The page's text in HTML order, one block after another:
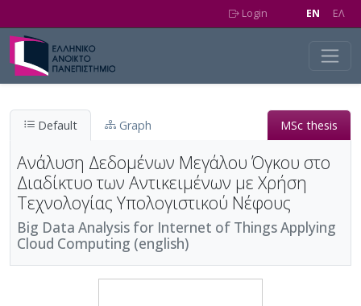
Login EN EΛ
Default Graph MSc thesis
Ανάλυση Δεδομένων Μεγάλου Όγκου στο
Διαδίκτυο των Αντικειμένων με Χρήση
Τεχνολογίας Υπολογιστικού Νέφους
Big Data Analysis for Internet of Things Applying
Cloud Computing (english)